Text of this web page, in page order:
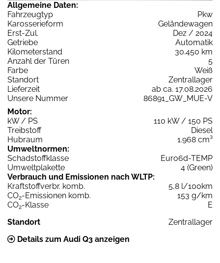
Allgemeine Daten:
Fahrzeugtyp
Pkw
Karosserieform
Geländewagen
Erst-Zul.
Dez / 2024
Getriebe
Automatik
Kilometerstand
30.450 km
Anzahl der Türen
5
Farbe
Weiß
Standort
Zentrallager
Lieferzeit
ab ca. 17.08.2026
Unsere Nummer
86891_GW_MUE-V
Motor:
kW / PS
110 kW / 150 PS
Treibstoff
Diesel
Hubraum
1.968 cm³
Umweltnormen:
Schadstoffklasse
Euro6d-TEMP
Umweltplakette
4 (Green)
Verbrauch und Emissionen nach WLTP:
Kraftstoffverbr. komb.
5,8 l/100km
CO2-Emissionen komb.
153 g/km
CO2-Klasse
E
Standort
Zentrallager
Details zum Audi Q3 anzeigen